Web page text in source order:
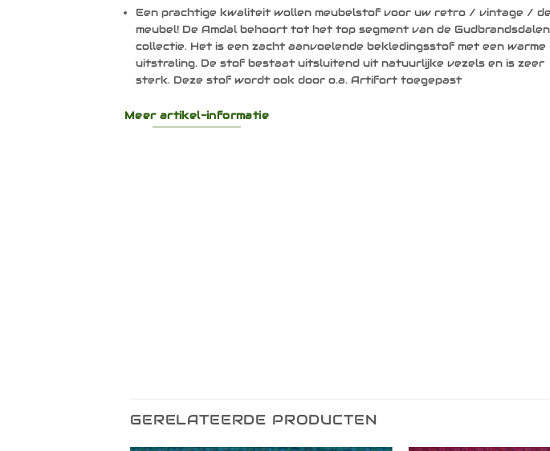
Een prachtige kwaliteit wollen meubelstof voor uw retro / vintage /
meubel! De Amdal behoort tot het top segment van de
collectie. Het is een zacht aanvoelende bekledingsstof met een warme
uitstraling. De stof bestaat uitsluitend uit natuurlijke vezels en is zeer
sterk. Deze stof wordt ook door o.a. Artifort toegepast
Meer artikel-informatie
GERELATEERDE PRODUCTEN